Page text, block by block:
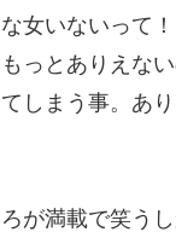
女いないって
っとありえな
しまう事。あ
が満載で笑う